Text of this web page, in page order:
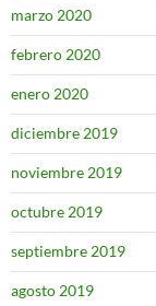
marzo 2020
febrero 2020
enero 2020
diciembre 2019
noviembre 2019
octubre 2019
septiembre 2019
agosto 2019